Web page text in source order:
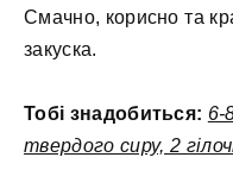
Смачно, корисно та
закуска.
Тобі знадобиться: 6-
твердого сиру, 2